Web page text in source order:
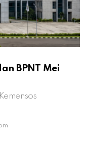
BPNT Mei